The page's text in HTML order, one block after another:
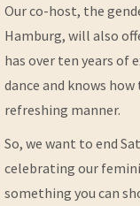
Our co-host, the
Hamburg, will also
has over ten years of
dance and knows
refreshing manner.
So, we want to end
celebrating our
something you can